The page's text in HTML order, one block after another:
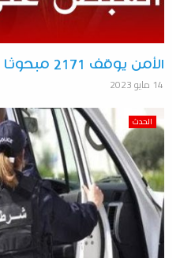
الأمن يوقف 2171 مبحوثا عنه في 6 أشهر !
14 مايو 2023
الحدث